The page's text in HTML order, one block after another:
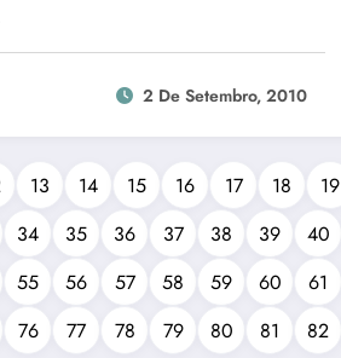
2 De Setembro, 2010
13 14 15 16 17 18 19
34 35 36 37 38 39 40
55 56 57 58 59 60 61
76 77 78 79 80 81 82